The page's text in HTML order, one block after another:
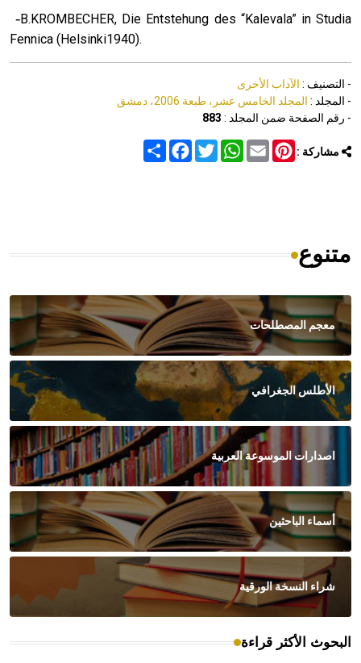
-B.KROMBECHER, Die Entstehung des “Kalevala” in Studia
Fennica (Helsinki1940).
- التصنيف : الآداب الأخرى
- المجلد : المجلد الخامس عشر، طبعة 2006، دمشق
- رقم الصفحة ضمن المجلد : 883
مشاركة : Share
FacebookTwitter
WhatsAppEmail
Pinterest
متنوع
معجم المصطلحات
الأطلس الجغرافي
اصدارات الموسوعة العربية
أسماء الباحثين
شراء النسخة الورقية
البحوث الأكثر قراءة